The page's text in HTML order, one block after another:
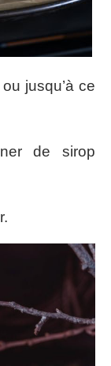
jusqu’à ce
de sirop